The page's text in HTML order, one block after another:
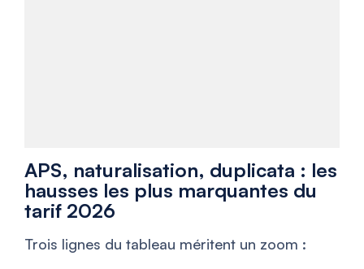
APS, naturalisation, duplicata : les
hausses les plus marquantes du
tarif 2026
Trois lignes du tableau méritent un zoom :